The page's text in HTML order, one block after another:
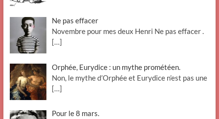
Ne pas effacer
Novembre pour mes deux Henri Ne pas effacer .
[…]
Orphée, Eurydice : un mythe prométéen.
Non, le mythe d’Orphée et Eurydice n’est pas une
[…]
Pour le 8 mars.